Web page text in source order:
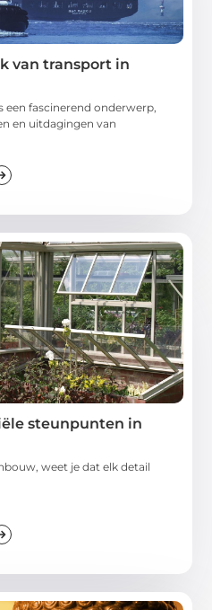
van transport in
fascinerend onderwerp,
en uitdagingen van
steunpunten in
weet je dat elk detail